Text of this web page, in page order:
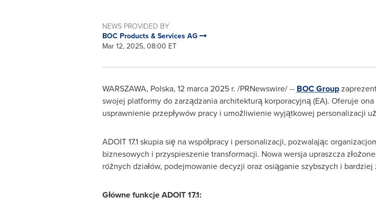
NEWS PROVIDED BY
BOC Products & Services AG
Mar 12, 2025, 08:00 ET
WARSZAWA, Polska, 12 marca 2025 r. /PRNewswire/ -- BOC Group
swojej platformy do zarządzania architekturą korporacyjną (EA). Oferuje
usprawnienie przepływów pracy i umożliwienie wyjątkowej personalizacji
ADOIT 17.1 skupia się na współpracy i personalizacji, pozwalając
biznesowych i przyspieszenie transformacji. Nowa wersja upraszcza
różnych działów, podejmowanie decyzji oraz osiąganie szybszych i
Główne funkcje ADOIT 17.1: